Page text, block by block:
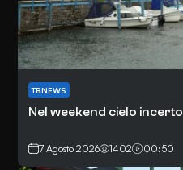
TBNEWS
Nel weekend cielo incerto
7 Agosto 2026 1402 00:50